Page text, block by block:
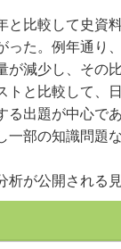
と比較して史資
った。例年通り
が減少し、その
と比較して、
る出題が中心で
一部の知識問題
析が公開され